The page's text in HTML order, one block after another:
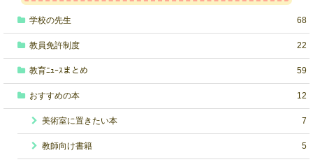
学校の先生 68
教員免許制度 22
教育ﾆｭｰｽまとめ 59
おすすめの本 12
美術室に置きたい本 7
教師向け書籍 5